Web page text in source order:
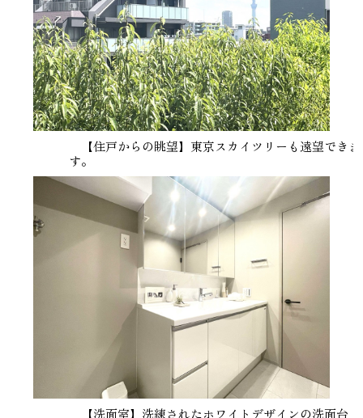
【住戸からの眺望】東京スカイツリーも遠望できま
す。
【洗面室】洗練されたホワイトデザインの洗面台